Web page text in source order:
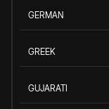
GERMAN
GREEK
GUJARATI